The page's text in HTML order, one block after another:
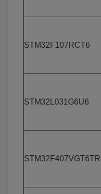
STM32F107RCT6
STM32L031G6U6
STM32F407VGT6TR